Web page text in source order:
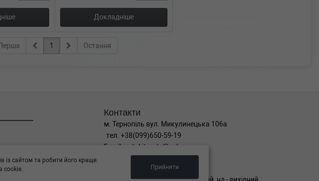
Докладніше
1 Остання
Контакти
м. Тернопіль вул. Микулинецька 106а
тел. +38(099)650-59-19
Email. autokitparts@yahoo.com
Графік роботи
із сайтом та робити його краще.
cookie.
Прийняти